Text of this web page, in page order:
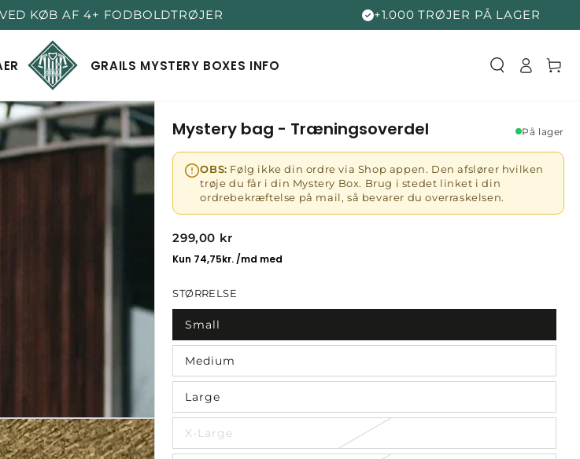
KØB AF 4+ FODBOLDTRØJER +1.000 TRØJER PÅ LAGER
GRAILS MYSTERY BOXES INFO
ind
Kurv
Mystery bag - Træningsoverdel På lager
OBS: Følg ikke din ordre via Shop appen. Den afslører hvilken
trøje du får i din Mystery Box. Brug i stedet linket i din
ordrebekræftelse på mail, så bevarer du overraskelsen.
299,00 kr
STØRRELSE
Small
Medium
Large
X-Large